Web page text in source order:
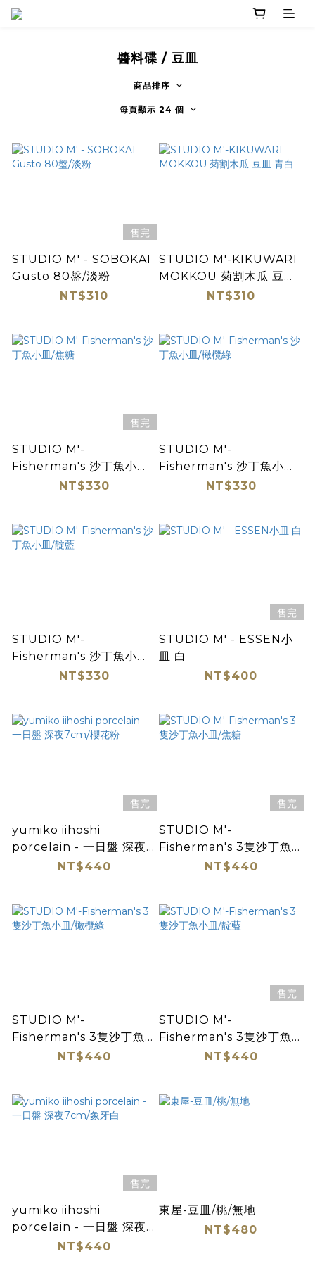
醬料碟 / 豆皿
商品排序
每頁顯示 24 個
售完
STUDIO M' - SOBOKAI
Gusto 80盤/淡粉
NT$310
STUDIO M'-KIKUWARI
MOKKOU 菊割木瓜 豆皿
NT$310
售完
STUDIO M'-
Fisherman's 沙丁魚小皿/
NT$330
STUDIO M'-
Fisherman's 沙丁魚小皿/
NT$330
STUDIO M'-
Fisherman's 沙丁魚小皿/
NT$330
售完
STUDIO M' - ESSEN小
皿 白
NT$400
售完
yumiko iihoshi
porcelain - 一日盤 深夜
7cm/櫻花粉NT$440
售完
STUDIO M'-
Fisherman's 3隻沙丁魚小
NT$440
STUDIO M'-
Fisherman's 3隻沙丁魚小
皿/橄欖綠NT$440
售完
STUDIO M'-
Fisherman's 3隻沙丁魚小
NT$440
售完
yumiko iihoshi
porcelain - 一日盤 深夜
7cm/象牙白NT$440
東屋-豆皿/桃/無地
NT$480